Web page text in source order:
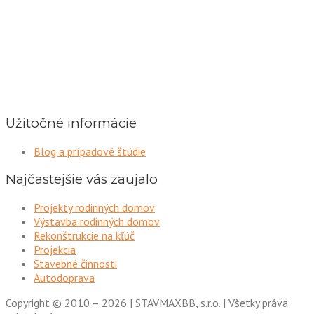
Užitočné informácie
Blog a prípadové štúdie
Najčastejšie vás zaujalo
Projekty rodinných domov
Výstavba rodinných domov
Rekonštrukcie na kľúč
Projekcia
Stavebné činnosti
Autodoprava
Copyright © 2010 – 2026 | STAVMAXBB, s.r.o. | Všetky práva